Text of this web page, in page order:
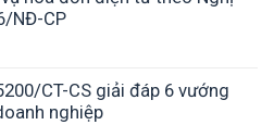
NĐ-CP
CT-CS giải đáp 6 vướng
nghiệp